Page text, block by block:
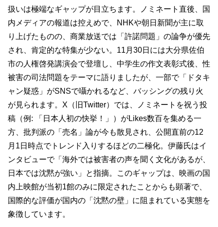
扱いは極端なギャップが目立ちます。ノミネート直後、国
内メディアの報道は控えめで、NHKや朝日新聞が主に取
り上げたものの、商業放送では「許諾問題」の論争が優先
され、肯定的な特集が少ない。11月30日には大分県佐伯
市の人権啓発講演会で登壇し、中学生の作文表彰式後、性
被害の司法問題をテーマに語りましたが、一部で「ドタキ
ャン疑惑」がSNSで囁かれるなど、バッシングの残り火
が見られます。X（旧Twitter）では、ノミネートを祝う投
稿（例: 「日本人初の快挙！」）がLikes数百を集める一
方、批判派の「売名」論が今も散見され、公開直前の12
月1日時点でトレンド入りするほどの二極化。伊藤氏はイ
ンタビューで「海外では被害者の声を聞く文化があるが、
日本では沈黙が強い」と指摘。このギャップは、映画の国
内上映館が当初1館のみに限定されたことからも顕著で、
国際的な評価が国内の「沈黙の壁」に阻まれている実態を
象徴しています。